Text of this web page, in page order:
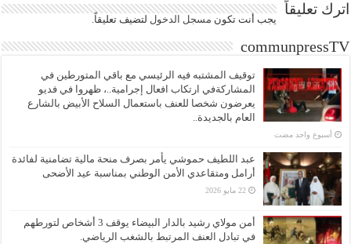
اترك تعليقاً
يجب أنت تكون مسجل الدخول لتضيف تعليقاً.
communpressTV
توقيف المشتبه فيه الرئيسي مع باقي المتورطين في
المشاركةفي ارتكاب افعال إجرامية..، ظهروا في فديو
يعرضون شخصا للعنف باستعمال السلاح الأبيض بالشارع
العام بالجديدة..
‏أسبوع واحد مضت
عبد اللطيف حموشي يأمر بصرف منحة مالية تضامنية لفائدة
أرامل ومتقاعدي الأمن الوطني بمناسبة عيد الأضحى
22 مايو 2026
أمن مولاي رشيد بالدار البيضاء يوقف 3 أشخاص لتورطهم
في تبادل العنف المرتبط بالشغب الرياضي.